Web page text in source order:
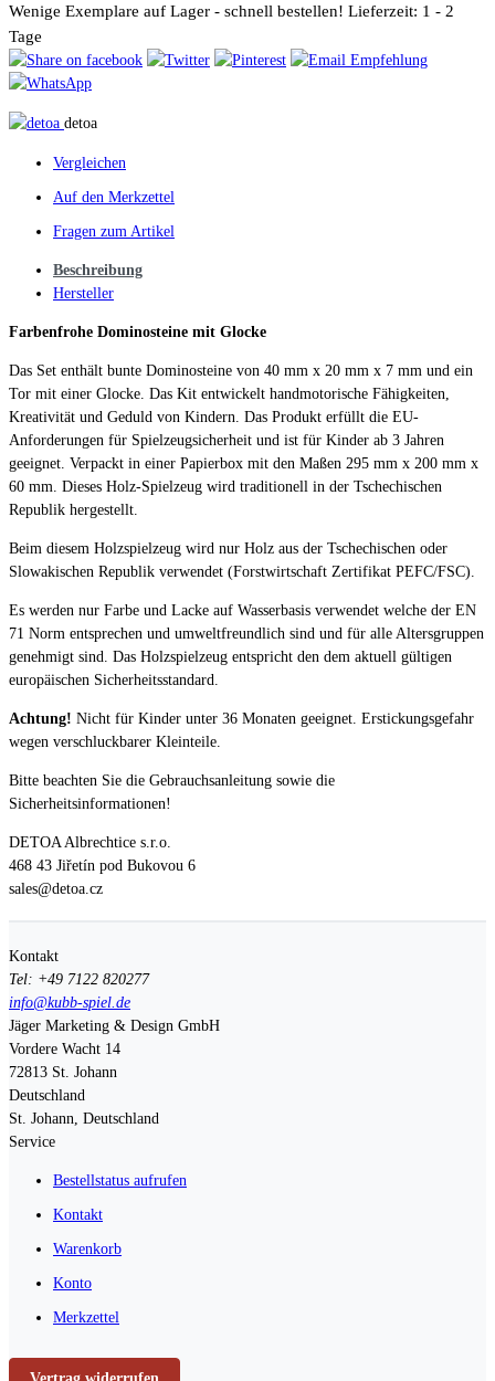
Wenige Exemplare auf Lager - schnell bestellen! Lieferzeit: 1 - 2
Tage
detoa
Vergleichen
Auf den Merkzettel
Fragen zum Artikel
Beschreibung
Hersteller
Farbenfrohe Dominosteine mit Glocke
Das Set enthält bunte Dominosteine von 40 mm x 20 mm x 7 mm und ein
Tor mit einer Glocke. Das Kit entwickelt handmotorische Fähigkeiten,
Kreativität und Geduld von Kindern. Das Produkt erfüllt die EU-
Anforderungen für Spielzeugsicherheit und ist für Kinder ab 3 Jahren
geeignet. Verpackt in einer Papierbox mit den Maßen 295 mm x 200 mm x
60 mm. Dieses Holz-Spielzeug wird traditionell in der Tschechischen
Republik hergestellt.
Beim diesem Holzspielzeug wird nur Holz aus der Tschechischen oder
Slowakischen Republik verwendet (Forstwirtschaft Zertifikat PEFC/FSC).
Es werden nur Farbe und Lacke auf Wasserbasis verwendet welche der EN
71 Norm entsprechen und umweltfreundlich sind und für alle Altersgruppen
genehmigt sind. Das Holzspielzeug entspricht den dem aktuell gültigen
europäischen Sicherheitsstandard.
Achtung! Nicht für Kinder unter 36 Monaten geeignet. Erstickungsgefahr
wegen verschluckbarer Kleinteile.
Bitte beachten Sie die Gebrauchsanleitung sowie die
Sicherheitsinformationen!
DETOA Albrechtice s.r.o.
468 43 Jiřetín pod Bukovou 6
sales@detoa.cz
Kontakt
Tel: +49 7122 820277
info@kubb-spiel.de
Jäger Marketing & Design GmbH
Vordere Wacht 14
72813 St. Johann
Deutschland
St. Johann, Deutschland
Service
Bestellstatus aufrufen
Kontakt
Warenkorb
Konto
Merkzettel